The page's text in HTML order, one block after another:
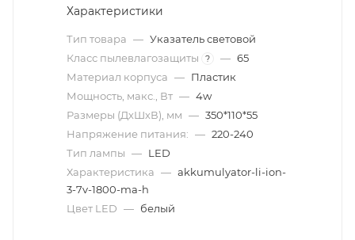
Характеристики
Тип товара — Указатель световой
Класс пылевлагозащиты
? — 65
Материал корпуса — Пластик
Мощность, макс., Вт — 4w
Размеры (ДхШхВ), мм — 350*110*55
Напряжение питания: — 220-240
Тип лампы — LED
Характеристика — akkumulyator-li-ion-
3-7v-1800-ma-h
Цвет LED — белый